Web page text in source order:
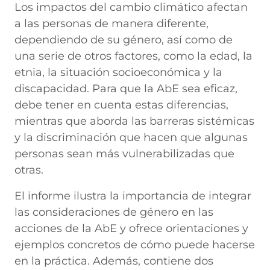
Los impactos del cambio climático afectan
a las personas de manera diferente,
dependiendo de su género, así como de
una serie de otros factores, como la edad, la
etnia, la situación socioeconómica y la
discapacidad. Para que la AbE sea eficaz,
debe tener en cuenta estas diferencias,
mientras que aborda las barreras sistémicas
y la discriminación que hacen que algunas
personas sean más vulnerabilizadas que
otras.
El informe ilustra la importancia de integrar
las consideraciones de género en las
acciones de la AbE y ofrece orientaciones y
ejemplos concretos de cómo puede hacerse
en la práctica. Además, contiene dos